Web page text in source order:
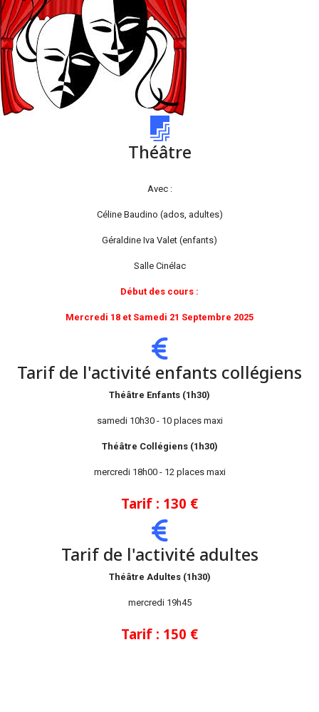
Théâtre
Avec :
Céline Baudino (ados, adultes)
Géraldine Iva Valet (enfants)
Salle Cinélac
Début des cours :
Mercredi 18 et Samedi 21 Septembre 2025
Tarif de l'activité enfants collégiens
Théâtre Enfants (1h30)
samedi 10h30 - 10 places maxi
Théâtre Collégiens (1h30)
mercredi 18h00 - 12 places maxi
Tarif : 130 €
Tarif de l'activité adultes
Théâtre Adultes (1h30)
mercredi 19h45
Tarif : 150 €